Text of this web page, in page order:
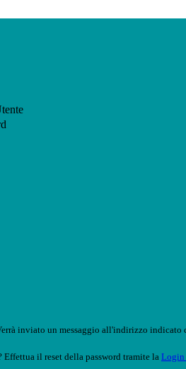
inviato un messaggio all'indirizzo indicato
Effettua il reset della password tramite la Login